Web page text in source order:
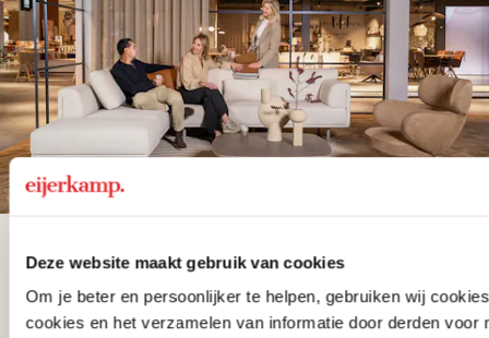
Deze website maakt gebruik van cookies
Om je beter en persoonlijker te helpen, gebruiken wij
cookies en het verzamelen van informatie door derden voor
De woonwinkel
gezien op tv!